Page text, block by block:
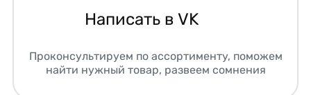
Написать в VK
Проконсультируем по ассортименту, поможем
найти нужный товар, развеем сомнения